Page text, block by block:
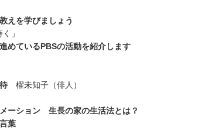
えを学びましょう
」
めているPBSの活動を紹介します
櫂未知子（俳人）
ーション 生長の家の生活法とは？
葉